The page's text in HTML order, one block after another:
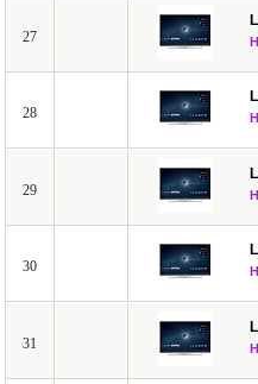
27
28
29
30
31